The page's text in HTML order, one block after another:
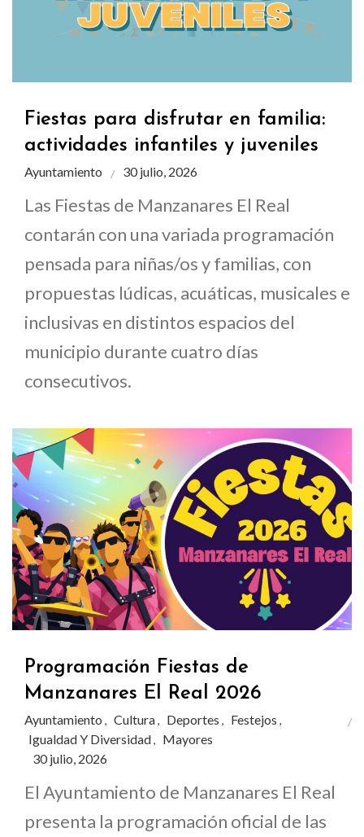
Fiestas para disfrutar en familia:
actividades infantiles y juveniles
Ayuntamiento 30 julio, 2026
Las Fiestas de Manzanares El Real
contarán con una variada programación
pensada para niñas/os y familias, con
propuestas lúdicas, acuáticas, musicales e
inclusivas en distintos espacios del
municipio durante cuatro días
consecutivos.
Programación Fiestas de
Manzanares El Real 2026
Ayuntamiento , Cultura, Deportes , Festejos ,
Igualdad Y Diversidad, Mayores
30 julio, 2026
El Ayuntamiento de Manzanares El Real
presenta la programación oficial de las